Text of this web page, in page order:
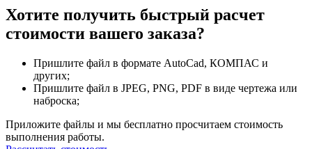
Хотите получить быстрый расчет
стоимости вашего заказа?
Пришлите файл в формате AutoCad, КОМПАС и
других;
Пришлите файл в JPEG, PNG, PDF в виде чертежа или
наброска;
Приложите файлы и мы бесплатно просчитаем стоимость
выполнения работы.